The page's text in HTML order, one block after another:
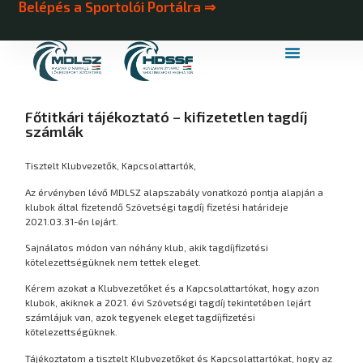
Belépés a Sportolói Portálra ⇒
Főtitkári tájékoztató – kifizetetlen tagdíj
számlák
Tisztelt Klubvezetők, Kapcsolattartók,
Az érvényben lévő MDLSZ alapszabály vonatkozó pontja alapján a
klubok által fizetendő Szövetségi tagdíj fizetési határideje
2021.03.31-én lejárt.
Sajnálatos módon van néhány klub, akik tagdíjfizetési
kötelezettségüknek nem tettek eleget.
Kérem azokat a Klubvezetőket és a Kapcsolattartókat, hogy azon
klubok, akiknek a 2021. évi Szövetségi tagdíj tekintetében lejárt
számlájuk van, azok tegyenek eleget tagdíjfizetési
kötelezettségüknek.
Tájékoztatom a tisztelt Klubvezetőket és Kapcsolattartókat, hogy az